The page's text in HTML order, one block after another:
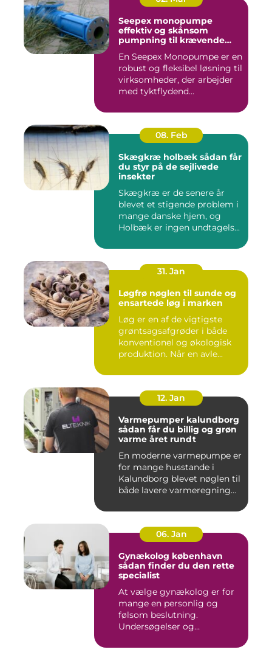
Seepex monopumpe
effektiv og skånsom
pumpning til krævende
En Seepex Monopumpe er en
robust og fleksibel løsning til
virksomheder, der arbejder
med tyktflydend...
08. Feb
Skægkræ holbæk sådan får
du styr på de sejlivede
insekter
Skægkræ er de senere år
blevet et stigende problem i
mange danske hjem, og
Holbæk er ingen undtagels...
31. Jan
Løgfrø nøglen til sunde og
ensartede løg i marken
Løg er en af de vigtigste
grøntsagsafgrøder i både
konventionel og økologisk
produktion. Når en avle...
12. Jan
Varmepumper kalundborg
sådan får du billig og grøn
varme året rundt
En moderne varmepumpe er
for mange husstande i
Kalundborg blevet nøglen til
både lavere varmeregning...
06. Jan
Gynækolog københavn
sådan finder du den rette
specialist
At vælge gynækolog er for
mange en personlig og
følsom beslutning.
Undersøgelser og